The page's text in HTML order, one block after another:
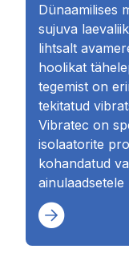
Dünaamilises
sujuva
lihtsalt
hoolikat
tegemist on
tekitatud
Vibratec on
isolaatorite
kohandatud